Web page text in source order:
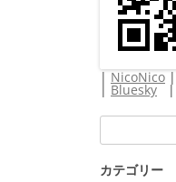
| NicoNico |
Bluesky|
索
カテゴリー